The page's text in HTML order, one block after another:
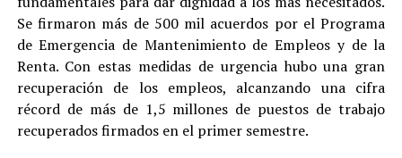
Se firmaron más de 500 mil acuerdos por el Programa
de Emergencia de Mantenimiento de Empleos y de la
Renta. Con estas medidas de urgencia hubo una gran
recuperación de los empleos, alcanzando una cifra
récord de más de 1,5 millones de puestos de trabajo
recuperados firmados en el primer semestre.